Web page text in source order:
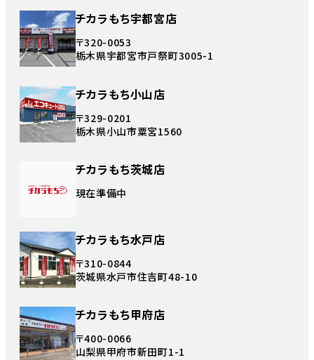
チカラもち宇都宮店
〒320-0053
栃木県宇都宮市戸祭町3005-1
チカラもち小山店
〒329-0201
栃木県小山市粟宮1560
チカラもち茨城店
現在準備中
チカラもち水戸店
〒310-0844
茨城県水戸市住吉町48-10
チカラもち甲府店
〒400-0066
山梨県甲府市新田町1-1